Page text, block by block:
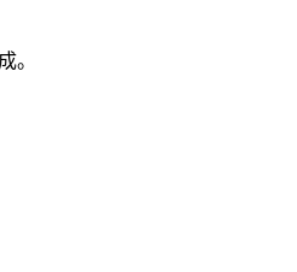
。